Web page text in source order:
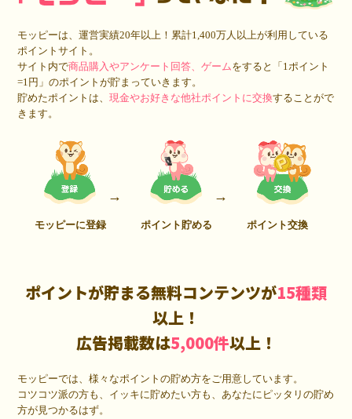
モッピーは、運営実績20年以上！累計1,400万人以上が利用している
ポイントサイト。
サイト内で商品購入やアンケート回答、ゲームをすると「1ポイント
=1円」のポイントが貯まっていきます。
貯めたポイントは、現金やお好きな他社ポイントに交換することがで
きます。
モッピーに登録 ポイント貯める ポイント交換
ポイントが貯まる無料コンテンツが15種類
以上！
広告掲載数は5,000件以上！
モッピーでは、様々なポイントの貯め方をご用意しています。
コツコツ派の方も、イッキに貯めたい方も、あなたにピッタリの貯め
方が見つかるはず。